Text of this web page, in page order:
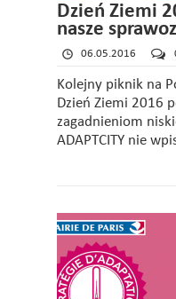
Dzień Ziemi
nasze
06.05.2016
Kolejny piknik na
Dzień Ziemi 2016
zagadnieniom
ADAPTCITY nie